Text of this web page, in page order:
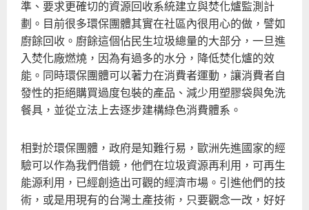
準、要求更確切的資源回收系統建立與焚化爐監測計
劃。目前很多環保團體其實在社區內很用心的做，譬如
廚餘回收。廚餘這個佔民生垃圾總量的大部分，一旦進
入焚化廠燃燒，因為有過多的水分，降低焚化爐的效
能。同時環保團體可以著力在消費者運動，讓消費者自
發性的拒絕購買過度包裝的產品、減少用塑膠袋與免洗
餐具，並從立法上去逐步建構綠色消費體系。
相對於環保團體，政府是知難行易，歐洲先進國家的經
驗可以作為我們借鏡，他們在垃圾資源再利用，可再生
能源利用，已經創造出可觀的經濟市場。引進他們的技
術，或是用現有的台灣土產技術，只要觀念一改，好好